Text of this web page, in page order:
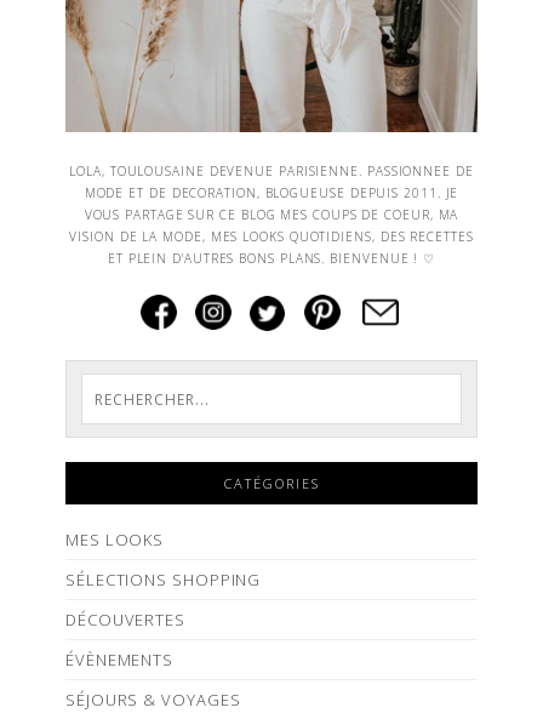
LOLA, TOULOUSAINE DEVENUE PARISIENNE. PASSIONNEE DE
MODE ET DE DECORATION, BLOGUEUSE DEPUIS 2011. JE
VOUS PARTAGE SUR CE BLOG MES COUPS DE COEUR, MA
VISION DE LA MODE, MES LOOKS QUOTIDIENS, DES RECETTES
ET PLEIN D'AUTRES BONS PLANS. BIENVENUE ! ♡
CATÉGORIES
MES LOOKS
SÉLECTIONS SHOPPING
DÉCOUVERTES
ÉVÈNEMENTS
SÉJOURS & VOYAGES